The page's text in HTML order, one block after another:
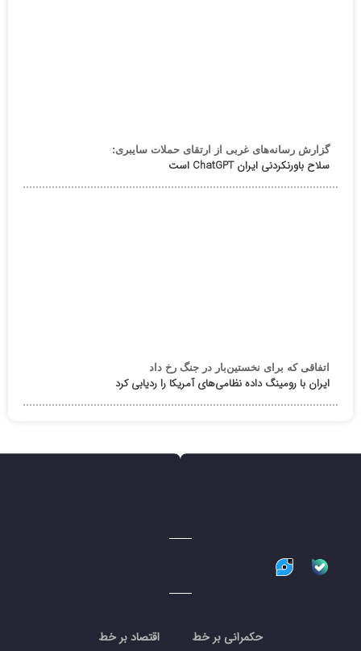
گزارش رسانه‌های غربی از ارتقای حملات سایبری:
سلاح باورنکردنی ایران ChatGPT است
اتفاقی که برای نخستین‌بار در جنگ رخ داد
ایران با رومینگ داده نظامی‌های آمریکا را ردیابی کرد
حکمرانی بر خط اقتصاد بر خط